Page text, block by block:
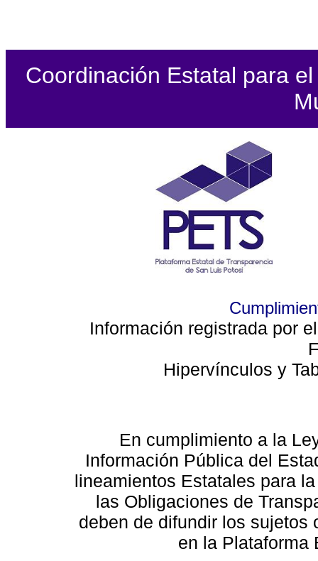
Coordinación Estatal para
Información registrada por
Hipervínculos y
En cumplimiento a la
Información Pública del
lineamientos Estatales para
las Obligaciones de
deben de difundir los sujetos
en la Plataforma